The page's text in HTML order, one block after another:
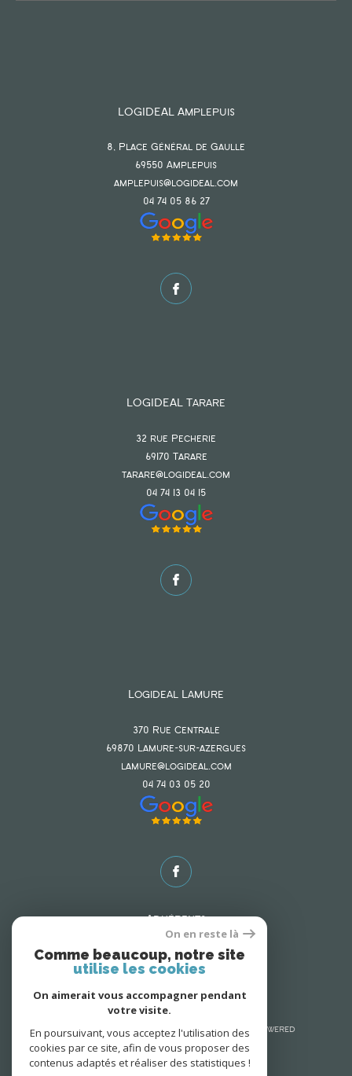
LOGIDEAL Amplepuis
8, Place Général de Gaulle
69550 amplepuis
amplepuis@logideal.com
04 74 05 86 27
LOGIDEAL Tarare
32 rue Pecherie
69170 tarare
tarare@logideal.com
04 74 13 04 15
Logideal Lamure
370 Rue Centrale
69870 lamure-sur-azergues
lamure@logideal.com
04 74 03 05 20
© 2026 | Tous droits réservés | Traduction powered
by Google |
Nos honoraires
On en reste là
Comme beaucoup, notre site
utilise les cookies
On aimerait vous accompagner pendant
votre visite.
En poursuivant, vous acceptez l'utilisation des
cookies par ce site, afin de vous proposer des
contenus adaptés et réaliser des statistiques !